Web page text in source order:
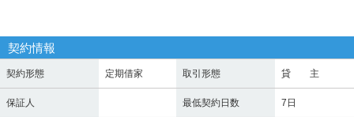
契約情報
契約形態 定期借家 取引形態 貸 主
保証人 最低契約日数 7日